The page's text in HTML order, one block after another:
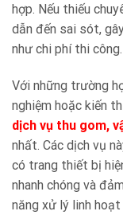
hợp. Nếu thiếu
dẫn đến sai sót,
như chi phí thi công.
Với những trường
nghiệm hoặc kiến
dịch vụ thu gom,
nhất. Các dịch vụ
có trang thiết bị
nhanh chóng và
năng xử lý linh